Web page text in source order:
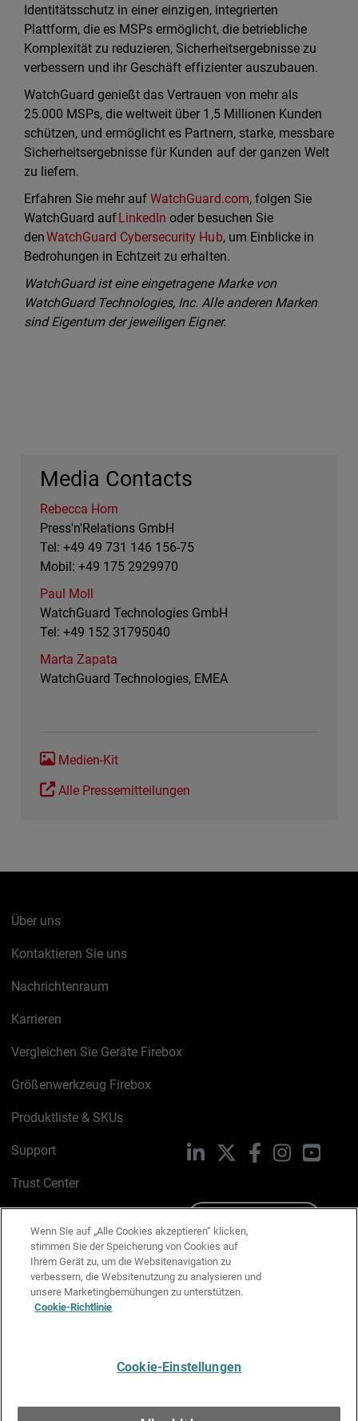
Identitätsschutz in einer einzigen, integrierten
Plattform, die es MSPs ermöglicht, die betriebliche
Komplexität zu reduzieren, Sicherheitsergebnisse zu
verbessern und ihr Geschäft effizienter auszubauen.
WatchGuard genießt das Vertrauen von mehr als
25.000 MSPs, die weltweit über 1,5 Millionen Kunden
schützen, und ermöglicht es Partnern, starke, messbare
Sicherheitsergebnisse für Kunden auf der ganzen Welt
zu liefern.
Erfahren Sie mehr aufWatchGuard.com, folgen Sie
WatchGuard auf LinkedIn oder besuchen Sie
denWatchGuard Cybersecurity Hub, um Einblicke in
Bedrohungen in Echtzeit zu erhalten.
WatchGuard ist eine eingetragene Marke von
WatchGuard Technologies, Inc. Alle anderen Marken
sind Eigentum der jeweiligen Eigner.
Media Contacts
Rebecca Horn
Press'n'Relations GmbH
Tel: +49 49 731 146 156-75
Mobil: +49 175 2929970
Paul Moll
WatchGuard Technologies GmbH
Tel: +49 152 31795040
Marta Zapata
WatchGuard Technologies, EMEA
Medien-Kit
Alle Pressemitteilungen
Über uns
Kontaktieren Sie uns
Nachrichtenraum
Karrieren
Vergleichen Sie Geräte Firebox
Größenwerkzeug Firebox
Produktliste & SKUs
Support
Trust Center
Cookie-Richtlinie
Datenschutzrichtlinie
Media & Brand Kit
LinkedIn FacebookInstagram
Wenn Sie auf „Alle Cookies akzeptieren“ klicken,
stimmen Sie der Speicherung von Cookies auf
Ihrem Gerät zu, um die Websitenavigation zu
verbessern, die Websitenutzung zu analysieren und
unsere Marketingbemühungen zu unterstützen.
Cookie-Richtlinie
Cookie-Einstellungen